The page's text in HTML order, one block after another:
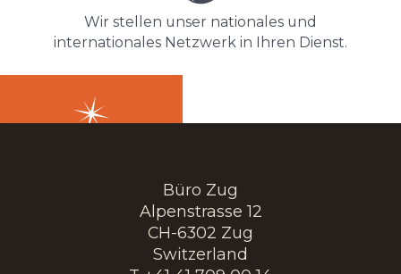
Wir stellen unser nationales und
internationales Netzwerk in Ihren Dienst.
Büro Zug
Alpenstrasse 12
CH-6302 Zug
Switzerland